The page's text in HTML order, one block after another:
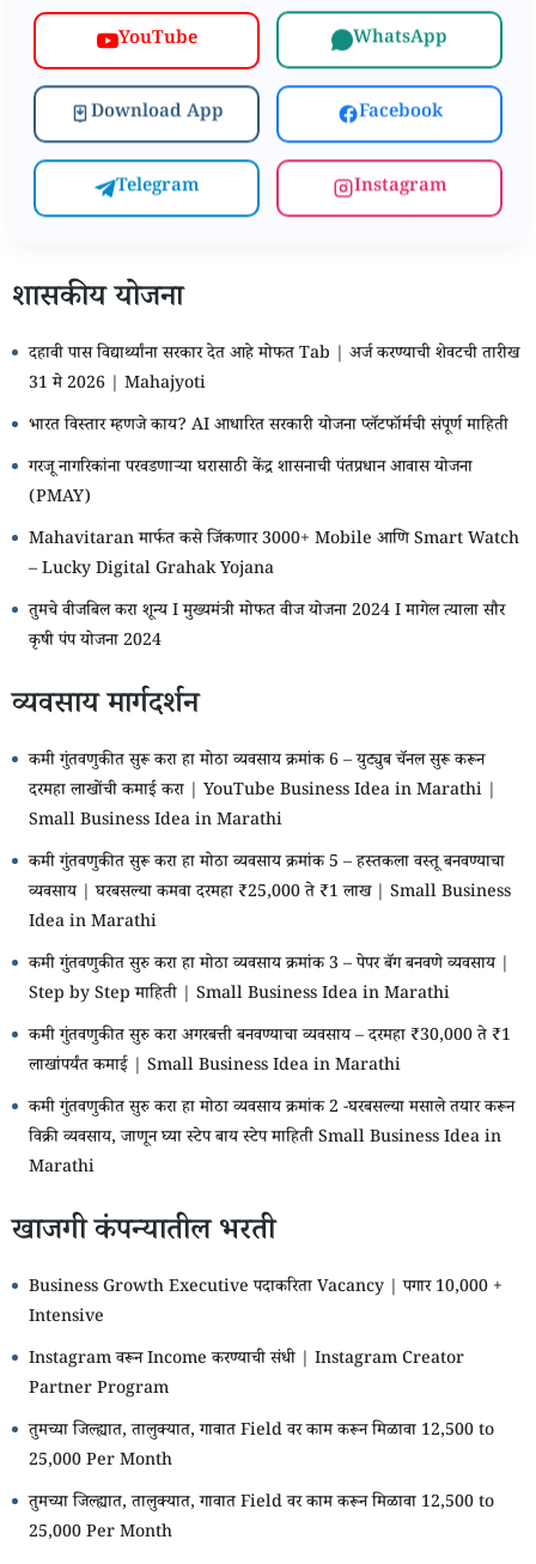
YouTube WhatsApp
Download App Facebook
Telegram Instagram
शासकीय योजना
दहावी पास विद्यार्थ्यांना सरकार देत आहे मोफत Tab | अर्ज करण्याची शेवटची तारीख
31 मे 2026 | Mahajyoti
भारत विस्तार म्हणजे काय? AI आधारित सरकारी योजना प्लॅटफॉर्मची संपूर्ण माहिती
गरजू नागरिकांना परवडणाऱ्या घरासाठी केंद्र शासनाची पंतप्रधान आवास योजना
(PMAY)
Mahavitaran मार्फत कसे जिंकणार 3000+ Mobile आणि Smart Watch
– Lucky Digital Grahak Yojana
तुमचे वीजबिल करा शून्य I मुख्यमंत्री मोफत वीज योजना 2024 I मागेल त्याला सौर
कृषी पंप योजना 2024
व्यवसाय मार्गदर्शन
कमी गुंतवणुकीत सुरू करा हा मोठा व्यवसाय क्रमांक 6 – युट्युब चॅनल सुरू करून
दरमहा लाखोंची कमाई करा | YouTube Business Idea in Marathi |
Small Business Idea in Marathi
कमी गुंतवणुकीत सुरू करा हा मोठा व्यवसाय क्रमांक 5 – हस्तकला वस्तू बनवण्याचा
व्यवसाय | घरबसल्या कमवा दरमहा ₹25,000 ते ₹1 लाख | Small Business
Idea in Marathi
कमी गुंतवणुकीत सुरु करा हा मोठा व्यवसाय क्रमांक 3 – पेपर बॅग बनवणे व्यवसाय |
Step by Step माहिती | Small Business Idea in Marathi
कमी गुंतवणुकीत सुरु करा अगरबत्ती बनवण्याचा व्यवसाय – दरमहा ₹30,000 ते ₹1
लाखांपर्यंत कमाई | Small Business Idea in Marathi
कमी गुंतवणुकीत सुरु करा हा मोठा व्यवसाय क्रमांक 2 -घरबसल्या मसाले तयार करून
विक्री व्यवसाय, जाणून घ्या स्टेप बाय स्टेप माहिती Small Business Idea in
Marathi
खाजगी कंपन्यातील भरती
Business Growth Executive पदाकरिता Vacancy | पगार 10,000 +
Intensive
Instagram वरून Income करण्याची संधी | Instagram Creator
Partner Program
तुमच्या जिल्ह्यात, तालुक्यात, गावात Field वर काम करून मिळावा 12,500 to
25,000 Per Month
तुमच्या जिल्ह्यात, तालुक्यात, गावात Field वर काम करून मिळावा 12,500 to
25,000 Per Month